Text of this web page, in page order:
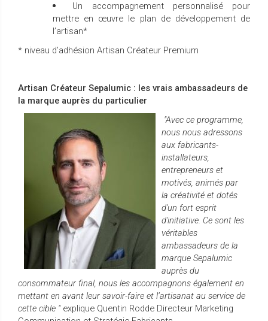
Un accompagnement personnalisé pour
mettre en œuvre le plan de développement de
l’artisan*
* niveau d’adhésion Artisan Créateur Premium
Artisan Créateur Sepalumic : les vrais ambassadeurs de
la marque auprès du particulier
"Avec ce programme,
nous nous adressons
aux fabricants-
installateurs,
entrepreneurs et
motivés, animés par
la créativité et dotés
d'un fort esprit
d'initiative. Ce sont les
véritables
ambassadeurs de la
marque Sepalumic
auprès du
consommateur final, nous les accompagnons également en
mettant en avant leur savoir-faire et l’artisanat au service de
cette cible "explique Quentin Rodde Directeur Marketing